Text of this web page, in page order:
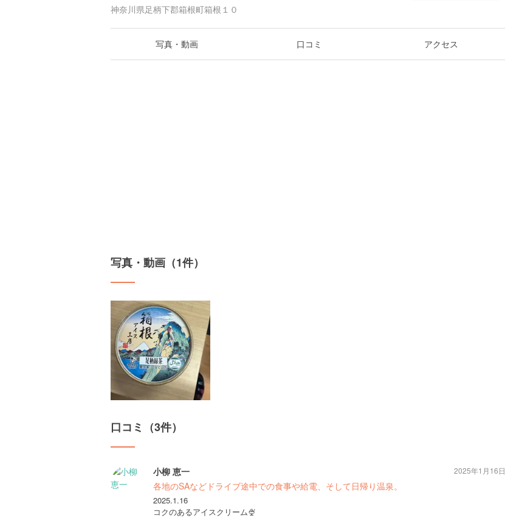
神奈川県足柄下郡箱根町箱根１０
写真・動画 口コミ アクセス
写真・動画（1件）
口コミ（3件）
小柳 恵一
各地のSAなどドライブ途中での食事や給電、そして日帰り温泉。
2025.1.16
コクのあるアイスクリーム🍨
2025年1月16日